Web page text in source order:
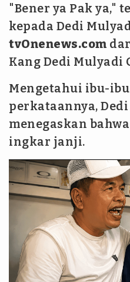
"Bener ya Pak ya,"
kepada Dedi
tvOnenews.com
Kang Dedi Mulyadi
Mengetahui ibu-
perkataannya,
menegaskan
ingkar janji.